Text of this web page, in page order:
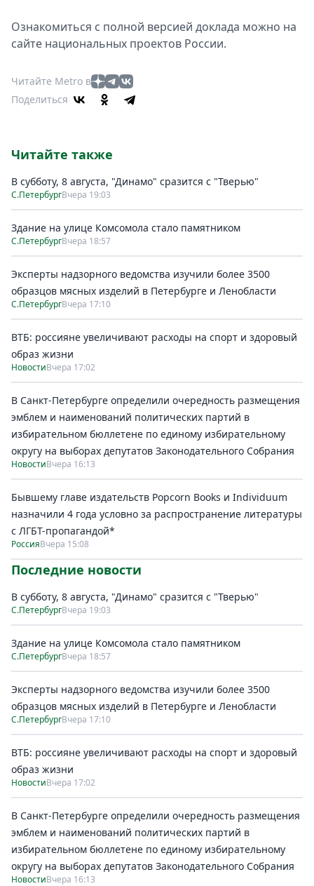
Ознакомиться с полной версией доклада можно на
сайте национальных проектов России.
Читайте Metro в
Поделиться
Читайте также
В субботу, 8 августа, "Динамо" сразится с "Тверью"
С.ПетербургВчера 19:03
Здание на улице Комсомола стало памятником
С.ПетербургВчера 18:57
Эксперты надзорного ведомства изучили более 3500
образцов мясных изделий в Петербурге и Ленобласти
С.ПетербургВчера 17:10
ВТБ: россияне увеличивают расходы на спорт и здоровый
образ жизни
НовостиВчера 17:02
В Санкт-Петербурге определили очередность размещения
эмблем и наименований политических партий в
избирательном бюллетене по единому избирательному
округу на выборах депутатов Законодательного Собрания
НовостиВчера 16:13
Бывшему главе издательств Popcorn Books и Individuum
назначили 4 года условно за распространение литературы
с ЛГБТ-пропагандой*
РоссияВчера 15:08
Последние новости
В субботу, 8 августа, "Динамо" сразится с "Тверью"
С.ПетербургВчера 19:03
Здание на улице Комсомола стало памятником
С.ПетербургВчера 18:57
Эксперты надзорного ведомства изучили более 3500
образцов мясных изделий в Петербурге и Ленобласти
С.ПетербургВчера 17:10
ВТБ: россияне увеличивают расходы на спорт и здоровый
образ жизни
НовостиВчера 17:02
В Санкт-Петербурге определили очередность размещения
эмблем и наименований политических партий в
избирательном бюллетене по единому избирательному
округу на выборах депутатов Законодательного Собрания
НовостиВчера 16:13